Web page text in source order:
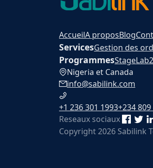
AccueilA proposBlog
ServicesGestion des
ProgrammesStage
Nigeria et Canada
info@sabilink.com
+1 236 301 1993+234
Reseaux sociaux
Copyright 2026 Sabilink